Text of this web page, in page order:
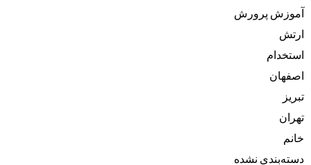
آموزش پرورش
ارتش
استخدام
اصفهان
تبریز
تهران
خانم
دسته‌بندی نشده